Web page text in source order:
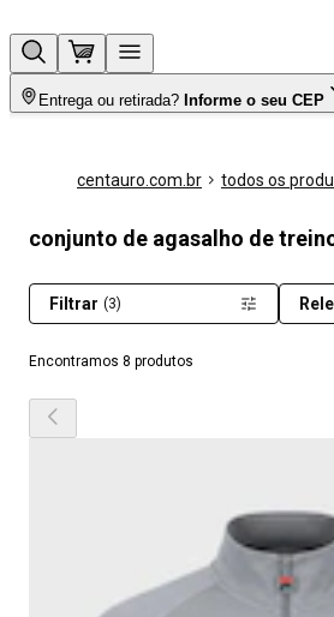
Entrega ou retirada? Informe o seu CEP
centauro.com.br todos os
conjunto de agasalho de
Encontramos 8 produtos
Filtrar (3)